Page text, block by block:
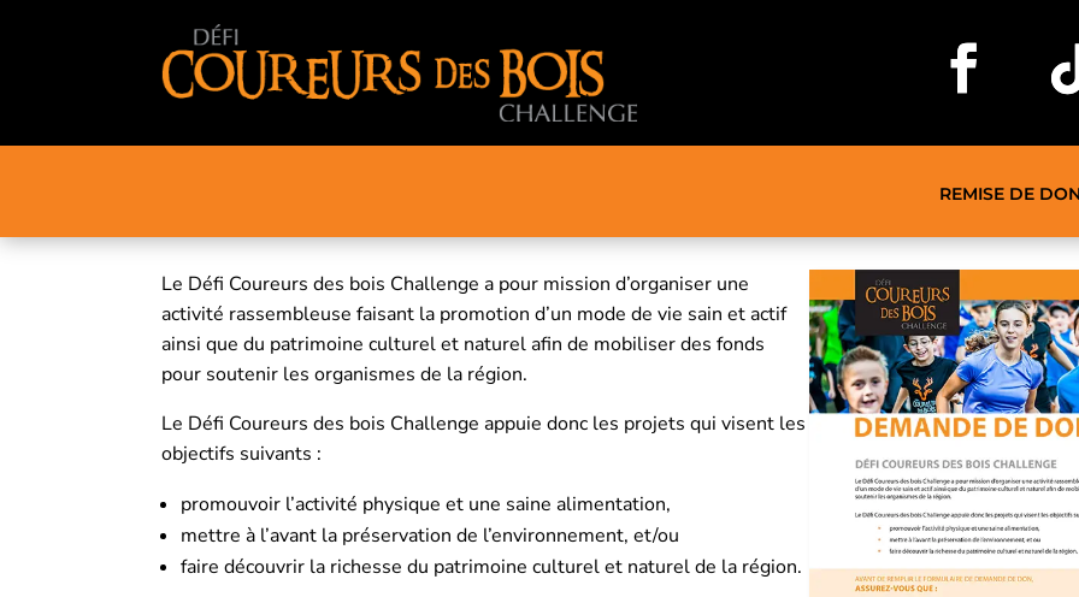
REMISE DE
Le Défi Coureurs des bois Challenge a pour mission d’organiser une
activité rassembleuse faisant la promotion d’un mode de vie sain et actif
ainsi que du patrimoine culturel et naturel afin de mobiliser des fonds
pour soutenir les organismes de la région.
Le Défi Coureurs des bois Challenge appuie donc les projets qui visent les
objectifs suivants :
promouvoir l’activité physique et une saine alimentation,
mettre à l’avant la préservation de l’environnement, et/ou
faire découvrir la richesse du patrimoine culturel et naturel de la région.